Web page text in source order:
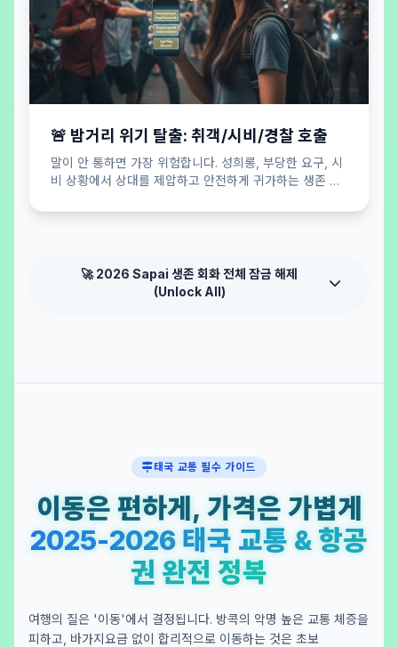
🚨 밤거리 위기 탈출: 취객/시비/경찰 호출
말이 안 통하면 가장 위험합니다. 성희롱, 부당한 요구, 시
비 상황에서 상대를 제압하고 안전하게 귀가하는 생존 버
🚀 2026 Sapai 생존 회화 전체 잠금 해제
(Unlock All)
태국 교통 필수 가이드
이동은 편하게, 가격은 가볍게
2025-2026 태국 교통 & 항공
권 완전 정복
여행의 질은 '이동'에서 결정됩니다. 방콕의 악명 높은 교통 체증을
피하고, 바가지요금 없이 합리적으로 이동하는 것은 초보